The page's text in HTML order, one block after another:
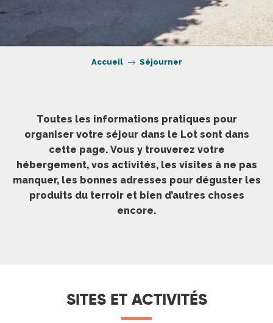
Accueil Séjourner
Toutes les informations pratiques pour
organiser votre séjour dans le Lot sont dans
cette page. Vous y trouverez votre
hébergement, vos activités, les visites à ne pas
manquer, les bonnes adresses pour déguster les
produits du terroir et bien d’autres choses
encore.
SITES ET ACTIVITÉS